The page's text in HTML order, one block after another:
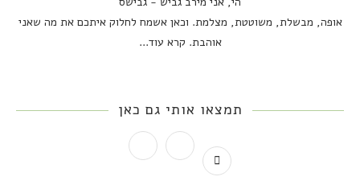
אופה, מבשלת, משוטטת, מצלמת. וכאן אשמח לחלוק איתכם את מה שאני
אוהבת. קרא עוד...
תמצאו אותי גם כאן